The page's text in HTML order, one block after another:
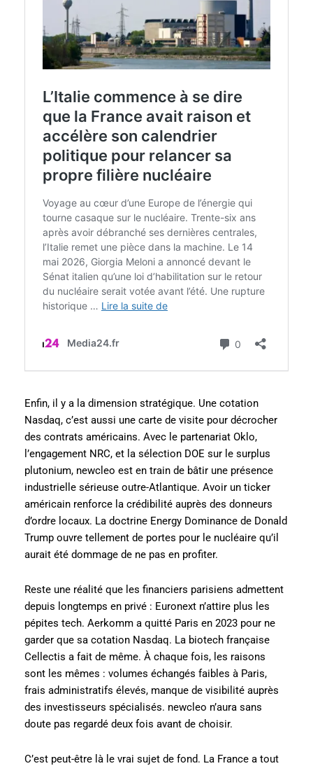
Enfin, il y a la dimension stratégique. Une cotation
Nasdaq, c’est aussi une carte de visite pour décrocher
des contrats américains. Avec le partenariat Oklo,
l’engagement NRC, et la sélection DOE sur le surplus
plutonium, newcleo est en train de bâtir une présence
industrielle sérieuse outre-Atlantique. Avoir un ticker
américain renforce la crédibilité auprès des donneurs
d’ordre locaux. La doctrine Energy Dominance de Donald
Trump ouvre tellement de portes pour le nucléaire qu’il
aurait été dommage de ne pas en profiter.
Reste une réalité que les financiers parisiens admettent
depuis longtemps en privé : Euronext n’attire plus les
pépites tech. Aerkomm a quitté Paris en 2023 pour ne
garder que sa cotation Nasdaq. La biotech française
Cellectis a fait de même. À chaque fois, les raisons
sont les mêmes : volumes échangés faibles à Paris,
frais administratifs élevés, manque de visibilité auprès
des investisseurs spécialisés. newcleo n’aura sans
doute pas regardé deux fois avant de choisir.
C’est peut-être là le vrai sujet de fond. La France a tout